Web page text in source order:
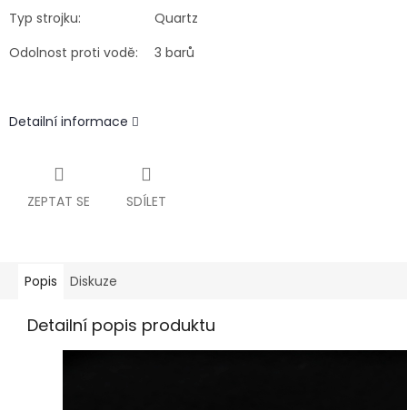
Typ strojku:
Quartz
Odolnost proti vodě:
3 barů
Detailní informace
ZEPTAT SE SDÍLET
Popis Diskuze
Detailní popis produktu